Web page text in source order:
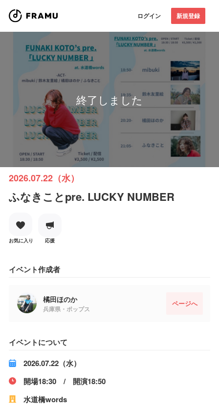
ログイン 新規登録
終了しました
2026.07.22（水）
ふなきことpre. LUCKY NUMBER
お気に入り 応援
イベント作成者
橘田ほのか
兵庫県・ポップス
ページへ
イベントについて
2026.07.22（水）
開場18:30 / 開演18:50
水道橋words